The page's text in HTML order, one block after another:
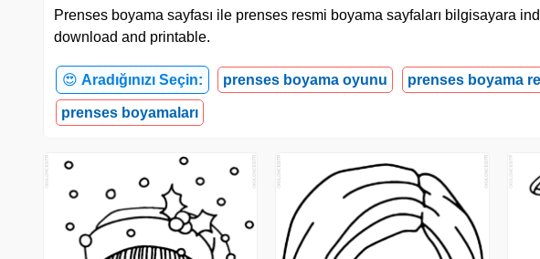
Prenses boyama sayfası ile prenses resmi boyama sayfaları bilgisayara
download and printable.
😍 Aradığınızı Seçin: prenses boyama oyunu prenses boyama
prenses boyamaları